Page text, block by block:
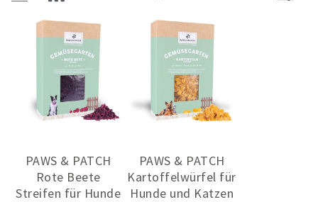
PAWS & PATCH
Rote Beete
Streifen für Hunde
PAWS & PATCH
Kartoffelwürfel für
Hunde und Katzen